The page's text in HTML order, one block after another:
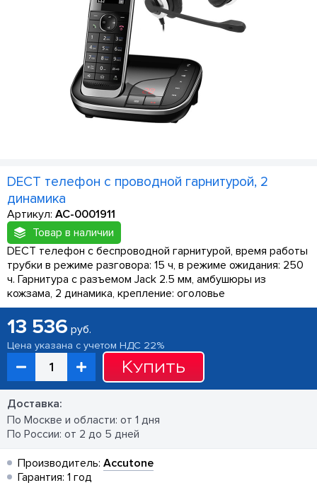
DECT телефон c проводной гарнитурой, 2
динамика
Артикул: AC-0001911
Товар в наличии
DECT телефон с беспроводной гарнитурой, время работы
трубки в режиме разговора: 15 ч, в режиме ожидания: 250
ч. Гарнитура с разъемом Jack 2.5 мм, амбушюры из
кожзама, 2 динамика, крепление: оголовье
13 536 руб.
Цена указана с учетом НДС 22%
Купить
Доставка:
По Москве и области: от 1 дня
По России: от 2 до 5 дней
Производитель: Accutone
Гарантия: 1 год